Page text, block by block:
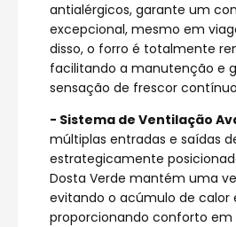
antialérgicos, garante um
excepcional, mesmo em
disso, o forro é totalmente
facilitando a manutenção e
sensação de frescor
- Sistema de Ventilação
múltiplas entradas e saídas
estrategicamente
Dosta Verde mantém uma
evitando o acúmulo de calor
proporcionando conforto em